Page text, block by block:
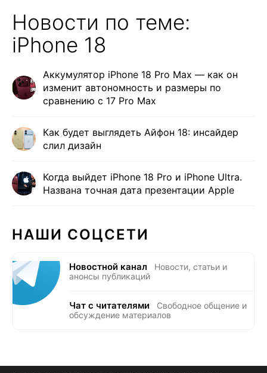
Новости по теме:
iPhone 18
Аккумулятор iPhone 18 Pro Max — как он
изменит автономность и размеры по
сравнению с 17 Pro Max
Как будет выглядеть Айфон 18: инсайдер
слил дизайн
Когда выйдет iPhone 18 Pro и iPhone Ultra.
Названа точная дата презентации Apple
НАШИ СОЦСЕТИ
Новостной канал
Новости, статьи и
анонсы публикаций
Чат с читателями
Свободное общение и
обсуждение материалов